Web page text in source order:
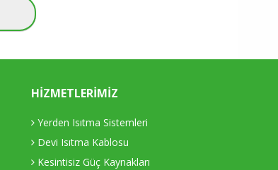
HIZMETLERIMIZ
Yerden Isıtma Sistemleri
Devi Isıtma Kablosu
Kesintisiz Güç Kaynakları